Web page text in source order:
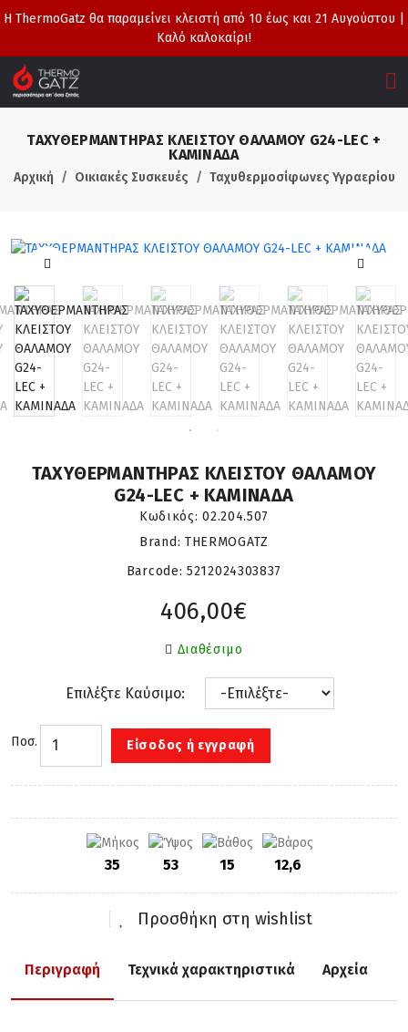
Η ThermoGatz θα παραμείνει κλειστή από 10 έως και 21 Αυγούστου |
Καλό καλοκαίρι!
ΤΑΧΥΘΕΡΜΑΝΤΗΡΑΣ ΚΛΕΙΣΤΟΥ ΘΑΛΑΜΟΥ G24-LEC +
ΚΑΜΙΝΑΔΑ
Αρχική Οικιακές Συσκευές Ταχυθερμοσίφωνες Υγραερίου
ΤΑΧΥΘΕΡΜΑΝΤΗΡΑΣ ΚΛΕΙΣΤΟΥ ΘΑΛΑΜΟΥ
G24-LEC + ΚΑΜΙΝΑΔΑ
Κωδικός:02.204.507
Brand: THERMOGATZ
Barcode:5212024303837
406,00€
Διαθέσιμο
Επιλέξτε Καύσιμο:
Ποσ. Είσοδος ή εγγραφή
35 53 15 12,6
Προσθήκη στη wishlist
Περιγραφή Τεχνικά χαρακτηριστικά Αρχεία